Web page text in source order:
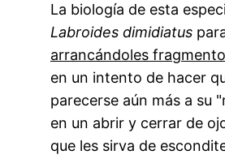
La biología de esta
Labroides dimidiatus
arrancándoles
en un intento de hacer
parecerse aún más a su
en un abrir y cerrar de
que les sirva de